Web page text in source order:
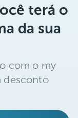
terá o
da sua
com o my
desconto